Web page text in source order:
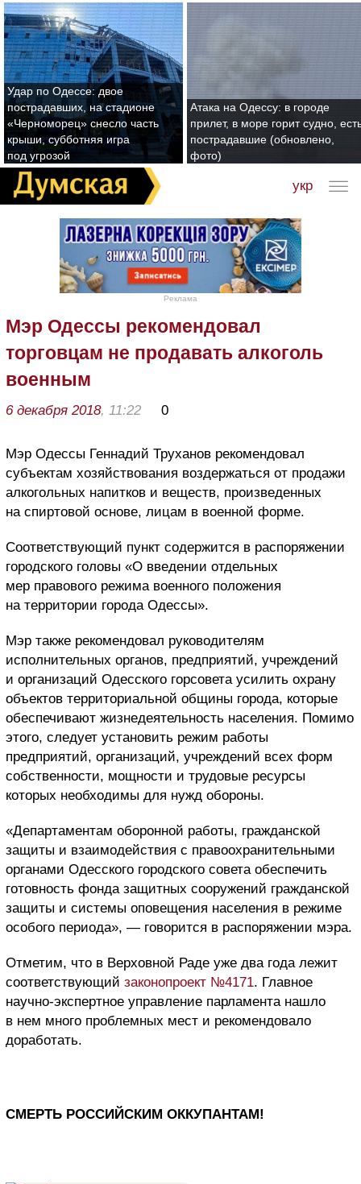
Удар по Одессе: двое
пострадавших, на стадионе
«Черноморец» снесло часть
крыши, субботняя игра
под угрозой
Атака на Одессу: в городе
прилет, в море горит судно,
пострадавшие (обновлено,
фото)
укр
Реклама
Мэр Одессы рекомендовал
торговцам не продавать алкоголь
военным
6 декабря 2018, 11:22 0
Мэр Одессы Геннадий Труханов рекомендовал
субъектам хозяйствования воздержаться от продажи
алкогольных напитков и веществ, произведенных
на спиртовой основе, лицам в военной форме.
Соответствующий пункт содержится в распоряжении
городского головы «О введении отдельных
мер правового режима военного положения
на территории города Одессы».
Мэр также рекомендовал руководителям
исполнительных органов, предприятий, учреждений
и организаций Одесского горсовета усилить охрану
объектов территориальной общины города, которые
обеспечивают жизнедеятельность населения. Помимо
этого, следует установить режим работы
предприятий, организаций, учреждений всех форм
собственности, мощности и трудовые ресурсы
которых необходимы для нужд обороны.
«Департаментам оборонной работы, гражданской
защиты и взаимодействия с правоохранительными
органами Одесского городского совета обеспечить
готовность фонда защитных сооружений гражданской
защиты и системы оповещения населения в режиме
особого периода», — говорится в распоряжении мэра.
Отметим, что в Верховной Раде уже два года лежит
соответствующий законопроект №4171. Главное
научно-экспертное управление парламента нашло
в нем много проблемных мест и рекомендовало
доработать.
СМЕРТЬ РОССИЙСКИМ ОККУПАНТАМ!